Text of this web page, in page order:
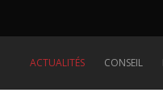
ACTUALITÉS CONSEIL